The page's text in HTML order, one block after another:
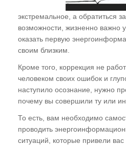
экстремальное, а обратиться
возможности, жизненно важно
оказать первую
своим близким.
Кроме того, коррекция не
человеком своих ошибок и
наступило осознание, нужно
почему вы совершили ту или
То есть, вам необходимо
проводить
ситуаций, которые привели